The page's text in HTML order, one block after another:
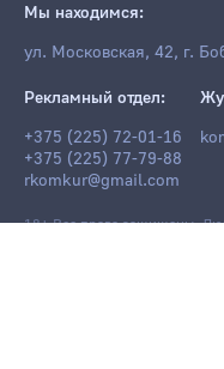
Мы находимся:
ул. Московская, 42, г.
Рекламный отдел:
+375 (225) 72-01-16
+375 (225) 77-79-88
rkomkur@gmail.com
18+ Все права защищены.